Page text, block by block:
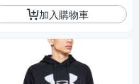
加入購物車